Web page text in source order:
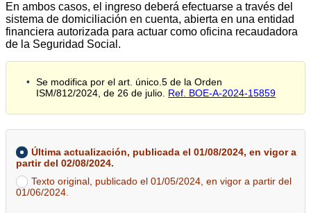
En ambos casos, el ingreso deberá efectuarse a través del
sistema de domiciliación en cuenta, abierta en una entidad
financiera autorizada para actuar como oficina recaudadora
de la Seguridad Social.
Se modifica por el art. único.5 de la Orden
ISM/812/2024, de 26 de julio. Ref. BOE-A-2024-15859
Última actualización, publicada el 01/08/2024, en vigor a
partir del 02/08/2024.
Texto original, publicado el 01/05/2024, en vigor a partir del
01/06/2024.